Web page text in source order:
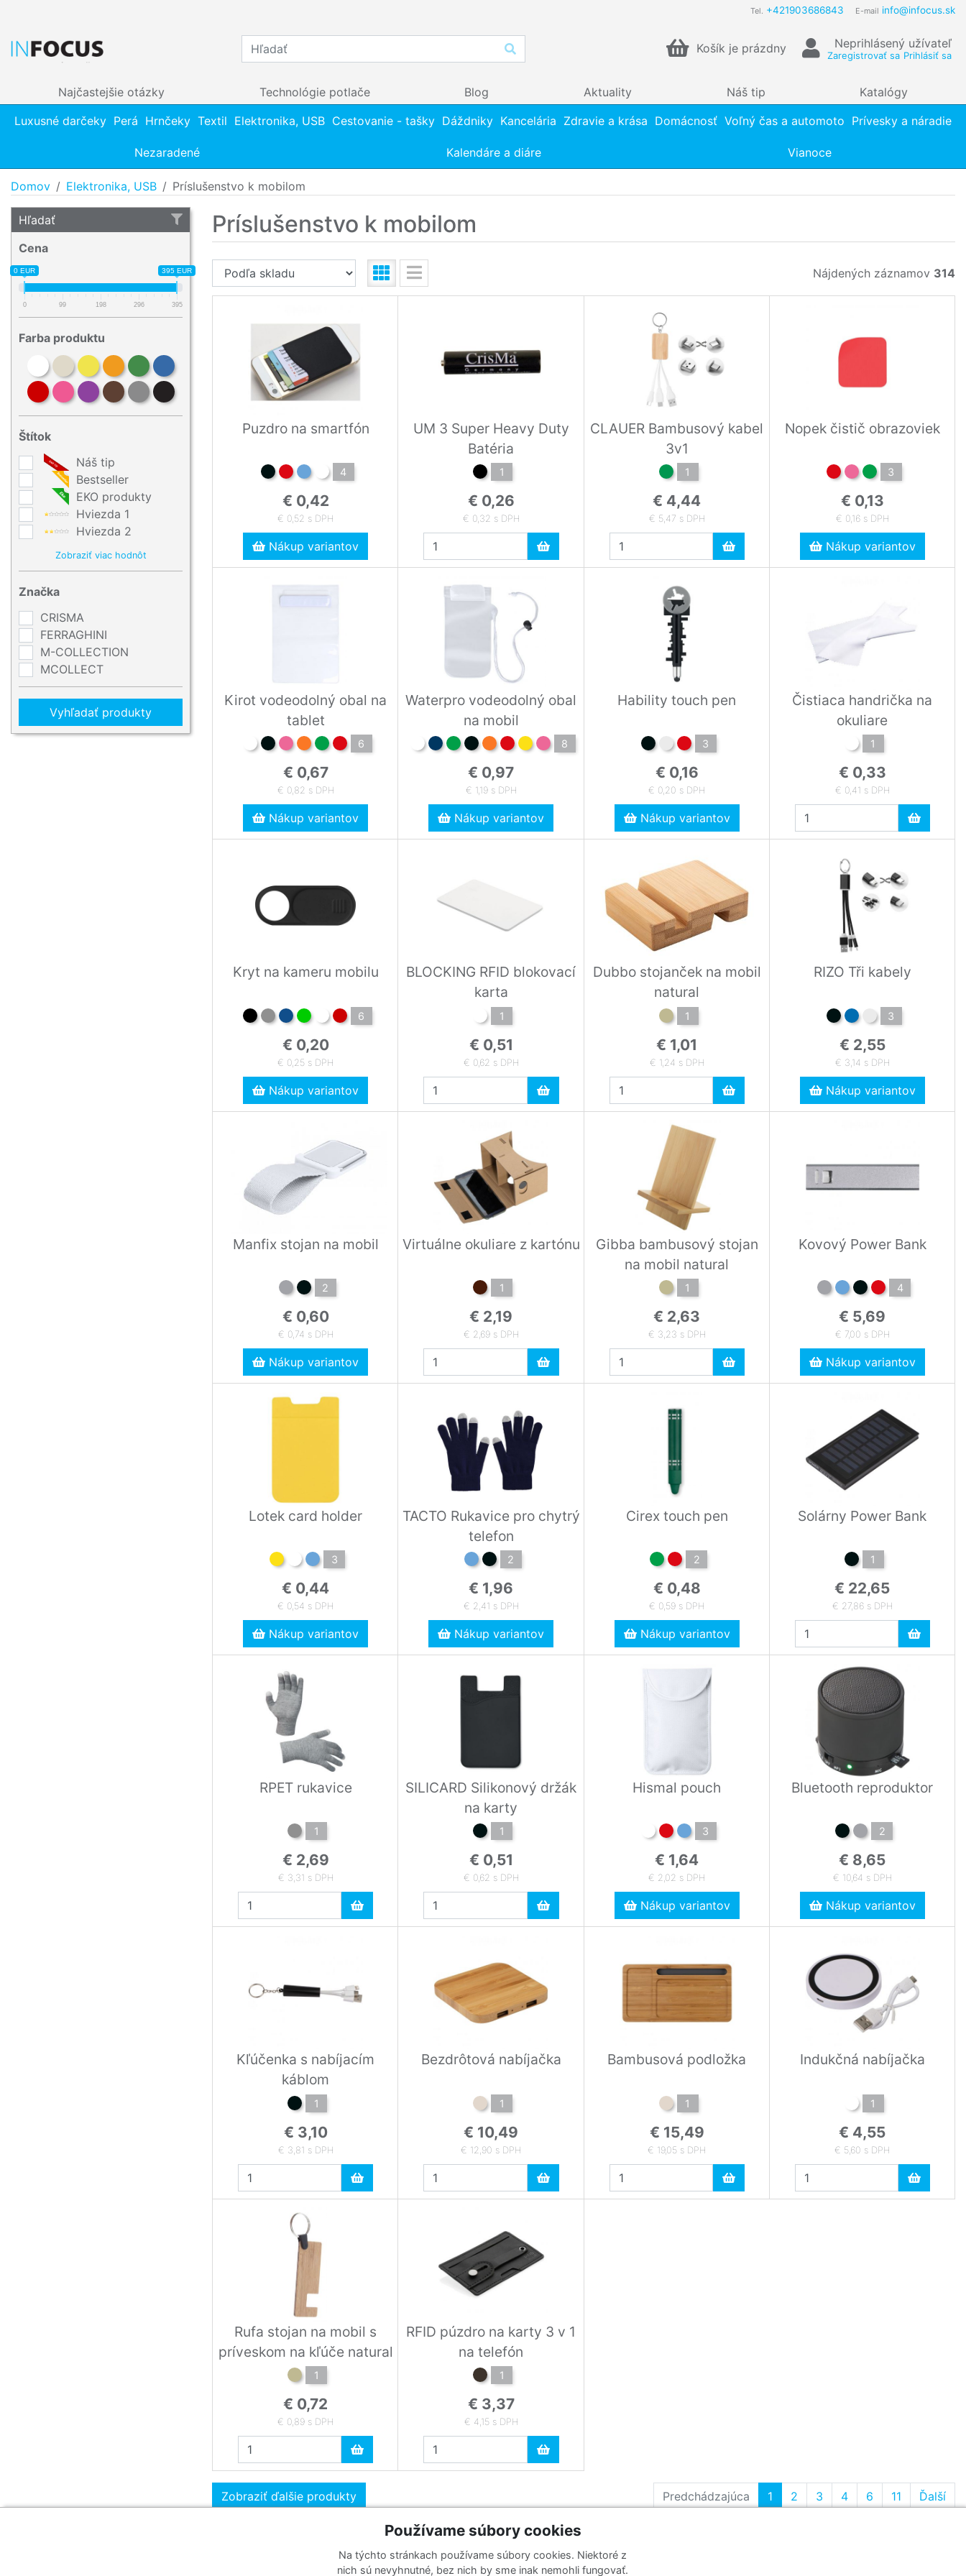
Tel. +421903686843 E-mail info@infocus.sk
Košík je prázdny Neprihlásený užívateľ
Zaregistrovať sa Prihlásiť sa
Najčastejšie otázky Technológie potlače Blog Aktuality Náš tip
Katalógy
Luxusné darčeky Perá Hrnčeky Textil Elektronika, USB Cestovanie - tašky Dáždniky Kancelária Zdravie a krása Domácnosť Voľný čas a automoto Prívesky a náradie
Nezaradené Kalendáre a diáre Vianoce
Domov Elektronika, USB Príslušenstvo k mobilom
Hľadať
Cena
0 EUR 395 EUR
0 99 198 296 395
Farba produktu
Štítok
Náš tip
Bestseller
EKO produkty
Hviezda 1
Hviezda 2
Zobraziť viac hodnôt
Značka
CRISMA
FERRAGHINI
M-COLLECTION
MCOLLECT
Vyhľadať produkty
Príslušenstvo k mobilom
Nájdených záznamov 314
Puzdro na smartfón
4
€ 0,42
€ 0,52 s DPH
Nákup variantov
UM 3 Super Heavy Duty
Batéria
1
€ 0,26
€ 0,32 s DPH
CLAUER Bambusový kabel
3v1
1
€ 4,44
€ 5,47 s DPH
Nopek čistič obrazoviek
3
€ 0,13
€ 0,16 s DPH
Nákup variantov
Kirot vodeodolný obal na
tablet
6
€ 0,67
€ 0,82 s DPH
Nákup variantov
Waterpro vodeodolný obal
na mobil
8
€ 0,97
€ 1,19 s DPH
Nákup variantov
Hability touch pen
3
€ 0,16
€ 0,20 s DPH
Nákup variantov
Čistiaca handrička na
okuliare
1
€ 0,33
€ 0,41 s DPH
Kryt na kameru mobilu
6
€ 0,20
€ 0,25 s DPH
Nákup variantov
BLOCKING RFID blokovací
karta
1
€ 0,51
€ 0,62 s DPH
Dubbo stojanček na mobil
natural
1
€ 1,01
€ 1,24 s DPH
RIZO Tři kabely
3
€ 2,55
€ 3,14 s DPH
Nákup variantov
Manfix stojan na mobil
2
€ 0,60
€ 0,74 s DPH
Nákup variantov
Virtuálne okuliare z kartónu
1
€ 2,19
€ 2,69 s DPH
Gibba bambusový stojan
na mobil natural
1
€ 2,63
€ 3,23 s DPH
Kovový Power Bank
4
€ 5,69
€ 7,00 s DPH
Nákup variantov
Lotek card holder
3
€ 0,44
€ 0,54 s DPH
Nákup variantov
TACTO Rukavice pro chytrý
telefon
2
€ 1,96
€ 2,41 s DPH
Nákup variantov
Cirex touch pen
2
€ 0,48
€ 0,59 s DPH
Nákup variantov
Solárny Power Bank
1
€ 22,65
€ 27,86 s DPH
RPET rukavice
1
€ 2,69
€ 3,31 s DPH
SILICARD Silikonový držák
na karty
1
€ 0,51
€ 0,62 s DPH
Hismal pouch
3
€ 1,64
€ 2,02 s DPH
Nákup variantov
Bluetooth reproduktor
2
€ 8,65
€ 10,64 s DPH
Nákup variantov
Kľúčenka s nabíjacím
káblom
1
€ 3,10
€ 3,81 s DPH
Bezdrôtová nabíjačka
1
€ 10,49
€ 12,90 s DPH
Bambusová podložka
1
€ 15,49
€ 19,05 s DPH
Indukčná nabíjačka
1
€ 4,55
€ 5,60 s DPH
Rufa stojan na mobil s
príveskom na kľúče natural
1
€ 0,72
€ 0,89 s DPH
RFID púzdro na karty 3 v 1
na telefón
1
€ 3,37
€ 4,15 s DPH
Zobraziť ďalšie produkty Predchádzajúca 1 2 3 4 6 11 Ďalší
Katalógy
Prihlásiť sa k odberu noviniek
Používame súbory cookies
Na týchto stránkach používame súbory cookies. Niektoré z
nich sú nevyhnutné, bez nich by sme inak nemohli fungovať.